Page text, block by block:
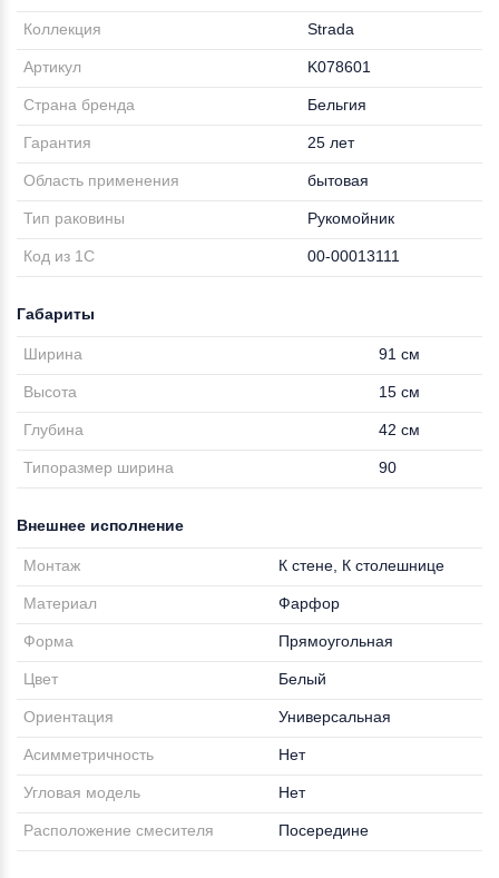
Коллекция Strada
Артикул K078601
Страна бренда Бельгия
Гарантия 25 лет
Область применения бытовая
Тип раковины Рукомойник
Код из 1С 00-00013111
Габариты
Ширина 91 см
Высота 15 см
Глубина 42 см
Типоразмер ширина 90
Внешнее исполнение
Монтаж К стене, К столешнице
Материал Фарфор
Форма Прямоугольная
Цвет Белый
Ориентация Универсальная
Асимметричность Нет
Угловая модель Нет
Расположение смесителя Посередине